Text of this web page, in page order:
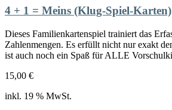
4 + 1 = Meins (Klug-Spiel-Karten)
Dieses Familienkartenspiel trainiert das
Zahlenmengen. Es erfüllt nicht nur exakt
ist auch noch ein Spaß für ALLE
15,00 €
inkl. 19 % MwSt.